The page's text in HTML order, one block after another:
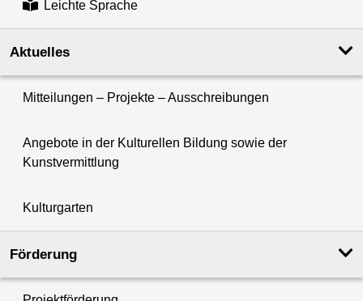
Leichte Sprache
Aktuelles
Mitteilungen – Projekte – Ausschreibungen
Angebote in der Kulturellen Bildung sowie der
Kunstvermittlung
Kulturgarten
Förderung